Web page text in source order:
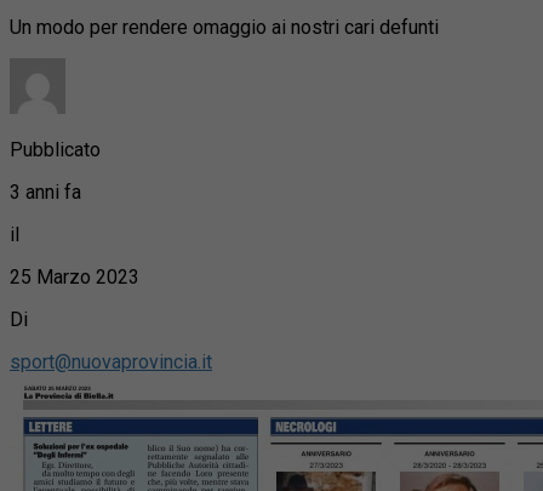
Un modo per rendere omaggio ai nostri cari defunti
Pubblicato
3 anni fa
il
25 Marzo 2023
Di
sport@nuovaprovincia.it